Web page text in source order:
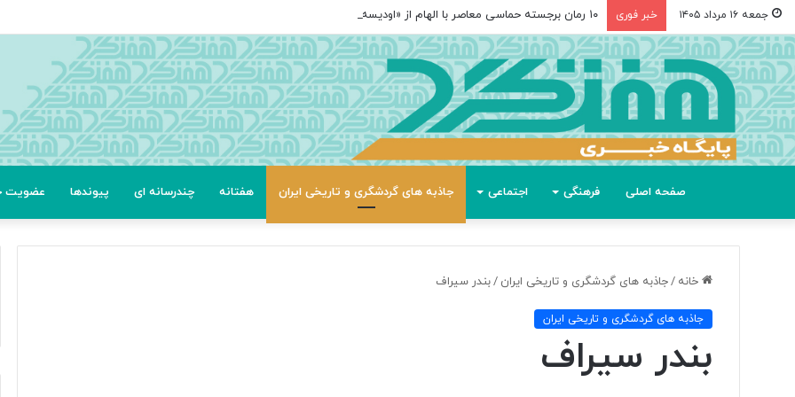
جمعه ۱۶ مرداد ۱۴۰۵ خبر فوری ۱۰ رمان برجسته حماسی معاصر با الهام از «اودیسه» هومر
صفحه اصلی فرهنگی اجتماعی جاذبه های گردشگری و تاریخی ایران هفتانه چندرسانه ای پیوندها عضویت
خانه /جاذبه های گردشگری و تاریخی ایران /بندر سیراف
جاذبه های گردشگری و تاریخی ایران
بندر سیراف